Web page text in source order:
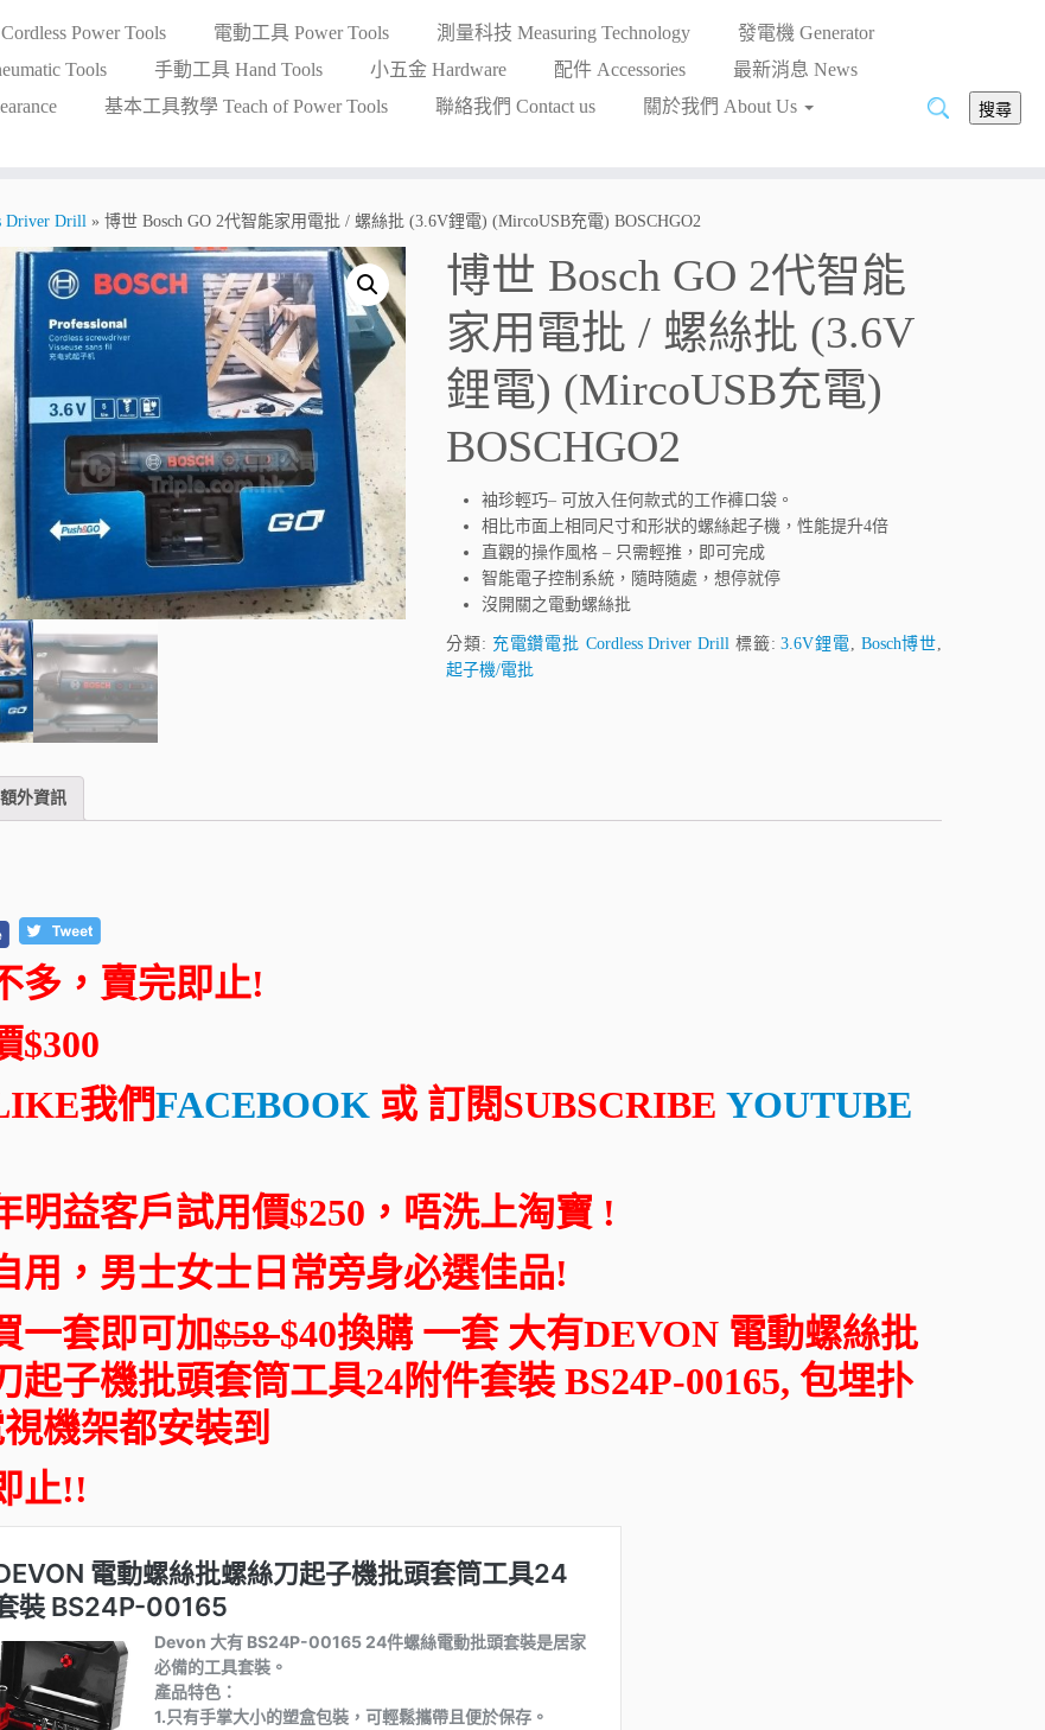
Power Tools 電動工具 Power Tools 測量科技 Measuring Technology
發電機 Generator
Tools
手動工具 Hand Tools 小五金 Hardware 配件 Accessories
最新消息 News
基本工具教學 Teach of Power Tools 聯絡我們 Contact us 關於我們 About Us
搜
搜尋
Driver Drill » 博世 Bosch GO 2代智能家用電批 / 螺絲批 (3.6V鋰電) (MircoUSB充電) BOSCHGO2
博世 Bosch GO 2代智能
家用電批 / 螺絲批 (3.6V
鋰電) (MircoUSB充電)
BOSCHGO2
袖珍輕巧– 可放入任何款式的工作褲口袋。
相比市面上相同尺寸和形狀的螺絲起子機，性能提升4倍
直觀的操作風格 – 只需輕推，即可完成
智能電子控制系統，隨時隨處，想停就停
沒開關之電動螺絲批
分類: 充電鑽電批 Cordless Driver Drill 標籤:3.6V鋰電, Bosch博世,
起子機/電批
額外資訊
多，賣完即止!
$300
我們FACEBOOK 或 訂閱SUBSCRIBE YOUTUBE
明益客戶試用價$250，唔洗上淘寶 !
用，男士女士日常旁身必選佳品!
一套即可加$58$40換購 一套 大有DEVON 電動螺絲批
起子機批頭套筒工具24附件套裝 BS24P-00165, 包埋扑
機架都安裝到
止!!